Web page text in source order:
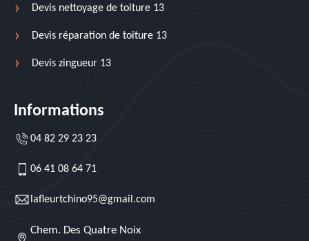
Devis nettoyage de toiture 13
Devis réparation de toiture 13
Devis zingueur 13
Informations
04 82 29 23 23
06 41 08 64 71
lafleurtchino95@gmail.com
Chem. Des Quatre Noix